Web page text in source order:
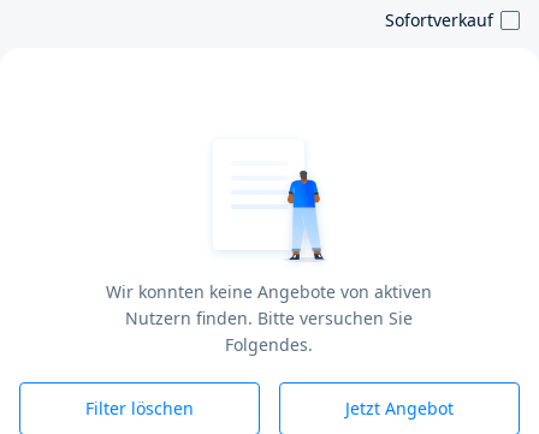
Sofortverkauf
Wir konnten keine Angebote von aktiven
Nutzern finden. Bitte versuchen Sie
Folgendes.
Filter löschen Jetzt Angebot